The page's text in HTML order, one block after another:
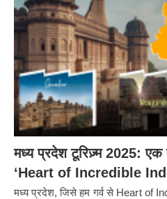
मध्य प्रदेश टूरिज़्म 2025: एक
‘Heart of Incredible
मध्य प्रदेश, जिसे हम गर्व से Heart of